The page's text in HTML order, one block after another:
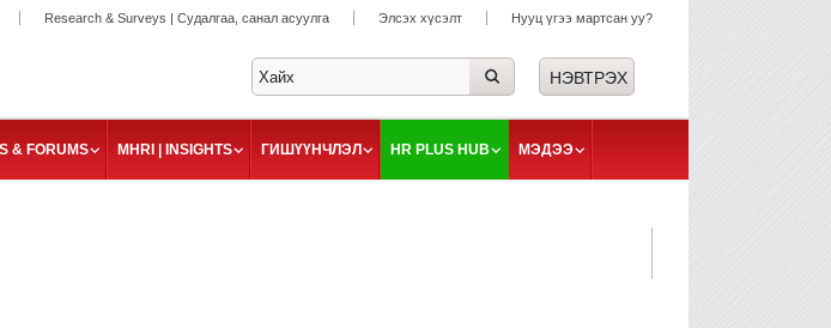
Research & Surveys | Судалгаа, санал асуулга Элсэх хүсэлт Нууц үгээ мартсан уу?
& FORUMS MHRI | INSIGHTS ГИШҮҮНЧЛЭЛ HR PLUS HUB МЭДЭЭ